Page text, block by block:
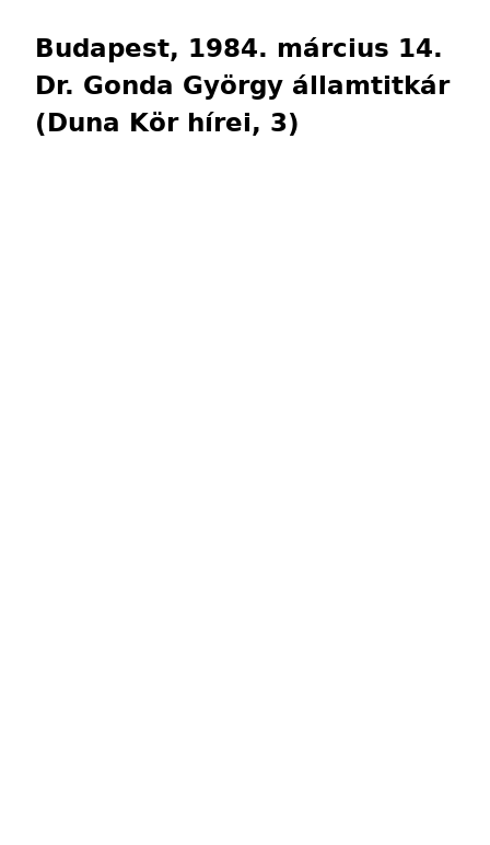
Budapest, 1984. március 14.
Dr. Gonda György államtitkár
(Duna Kör hírei, 3)